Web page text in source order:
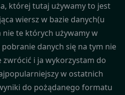
której tutaj używamy to jest
wiersz w bazie danych(u
nie te których używamy w
pobranie danych się na tym nie
zwrócić i ja wykorzystam do
w ostatnich
do pożądanego formatu